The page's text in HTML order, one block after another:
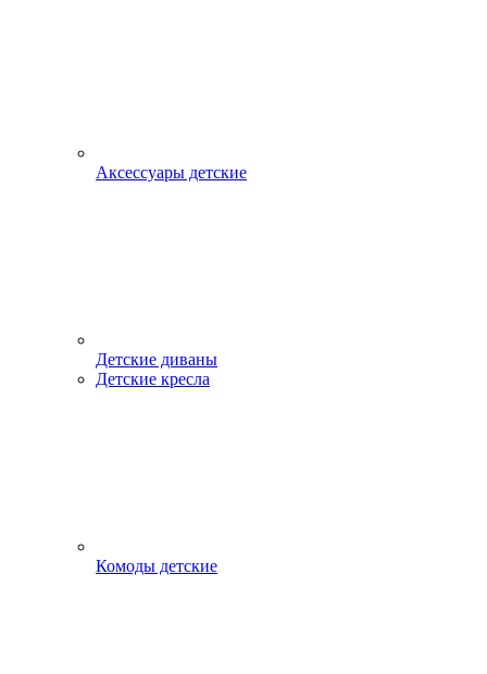
Аксессуары детские
Детские диваны
Детские кресла
Комоды детские